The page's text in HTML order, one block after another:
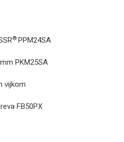
® PPM24SA
PKM25SA
vijkom
FB50PX